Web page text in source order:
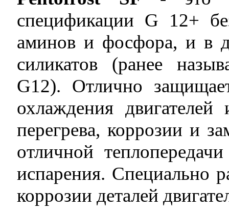
спецификации G 12+
аминов и фосфора, и в
силикатов (ранее
G12). Отлично
охлаждения
перегрева, коррозии и
отличной
испарения. Специально
коррозии деталей